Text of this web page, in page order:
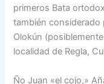
primeros Bata
también considerado
Olokún
localidad de Regla,
Ño Juan «el cojo,»